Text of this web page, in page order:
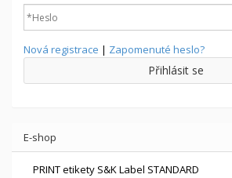
Nová registrace | Zapomenuté heslo?
Přihlásit se
E-shop
PRINT etikety S&K Label STANDARD